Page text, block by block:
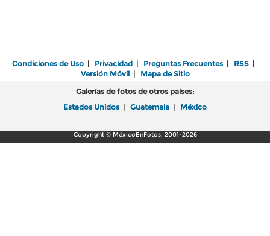
Condiciones de Uso | Privacidad | Preguntas Frecuentes | RSS |
Versión Móvil| Mapa de Sitio
Galerías de fotos de otros países:
Estados Unidos | Guatemala | México
Copyright © MéxicoEnFotos, 2001-2026